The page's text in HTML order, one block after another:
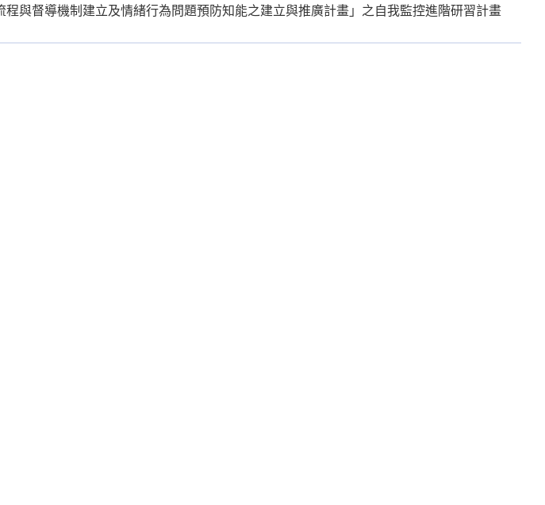
與督導機制建立及情緒行為問題預防知能之建立與推廣計畫」之自我監控進階研習計畫